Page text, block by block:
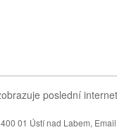
poslední
01 Ústí nad Labem,